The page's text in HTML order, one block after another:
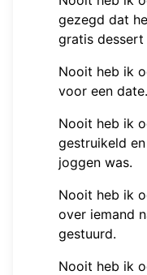
gezegd dat
gratis
Nooit heb ik
voor een date.
Nooit heb ik
gestruikeld
joggen was.
Nooit heb ik
over iemand
gestuurd.
Nooit heb ik